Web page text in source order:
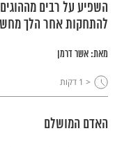
השפיע על רבים
להתחקות אחר הלך
מאת:אשר דרמן
< 1 דקות
האדם המושלם